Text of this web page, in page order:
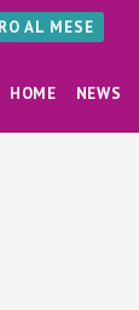
AL MESE
HOME NEWS